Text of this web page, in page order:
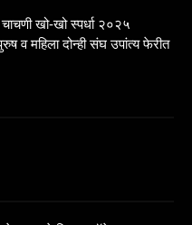
खो-खो स्पर्धा २०२५
व महिला दोन्ही संघ उपांत्य फेरीत